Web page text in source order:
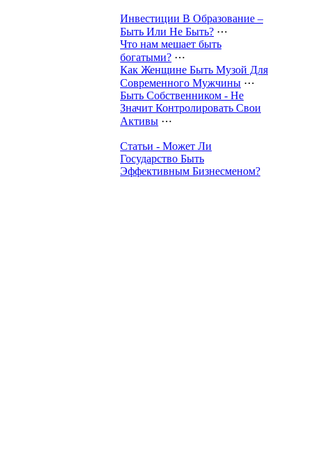
Инвестиции В Образование –
Быть Или Не Быть? ⋯
Что нам мешает быть
богатыми? ⋯
Как Женщине Быть Музой Для
Современного Мужчины ⋯
Быть Собственником - Не
Значит Контролировать Свои
Активы ⋯
Статьи - Может Ли
Государство Быть
Эффективным Бизнесменом?